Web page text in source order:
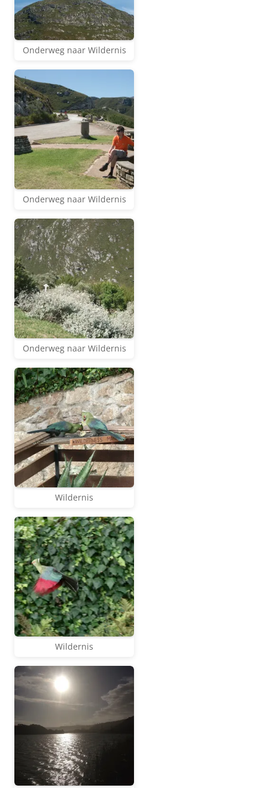
Onderweg naar Wildernis
Onderweg naar Wildernis
Onderweg naar Wildernis
Wildernis
Wildernis